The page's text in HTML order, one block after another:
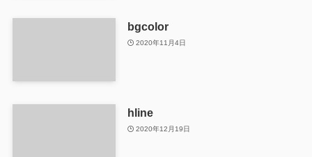
bgcolor
2020年11月4日
hline
2020年12月19日